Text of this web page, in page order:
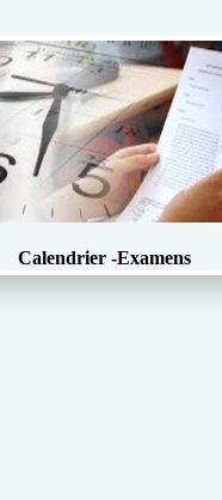
Calendrier -Examens